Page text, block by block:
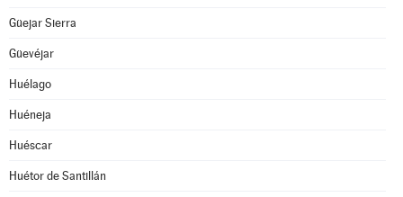
Güejar Sierra
Güevéjar
Huélago
Huéneja
Huéscar
Huétor de Santillán